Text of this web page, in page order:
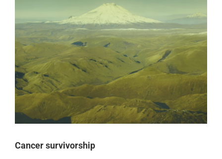
Cancer survivorship